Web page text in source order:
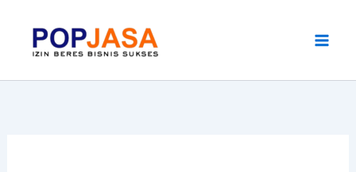
content